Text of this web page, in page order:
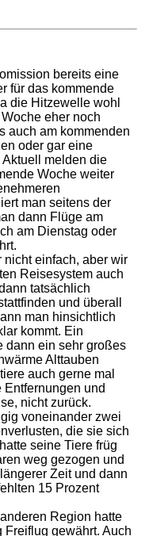
bereits eine
für das kommende
die Hitzewelle wohl
eher noch
auch am kommenden
oder gar eine
melden die
Woche weiter
man seitens der
dann Flüge am
am Dienstag oder
nicht einfach, aber wir
Reisesystem auch
tatsächlich
und überall
man hinsichtlich
kommt. Ein
dann ein sehr großes
Alttauben
auch gerne mal
Entfernungen und
nicht zurück.
voneinander zwei
die sie sich
seine Tiere früg
weg gezogen und
Zeit und dann
15 Prozent
Region hatte
Freiflug gewährt. Auch